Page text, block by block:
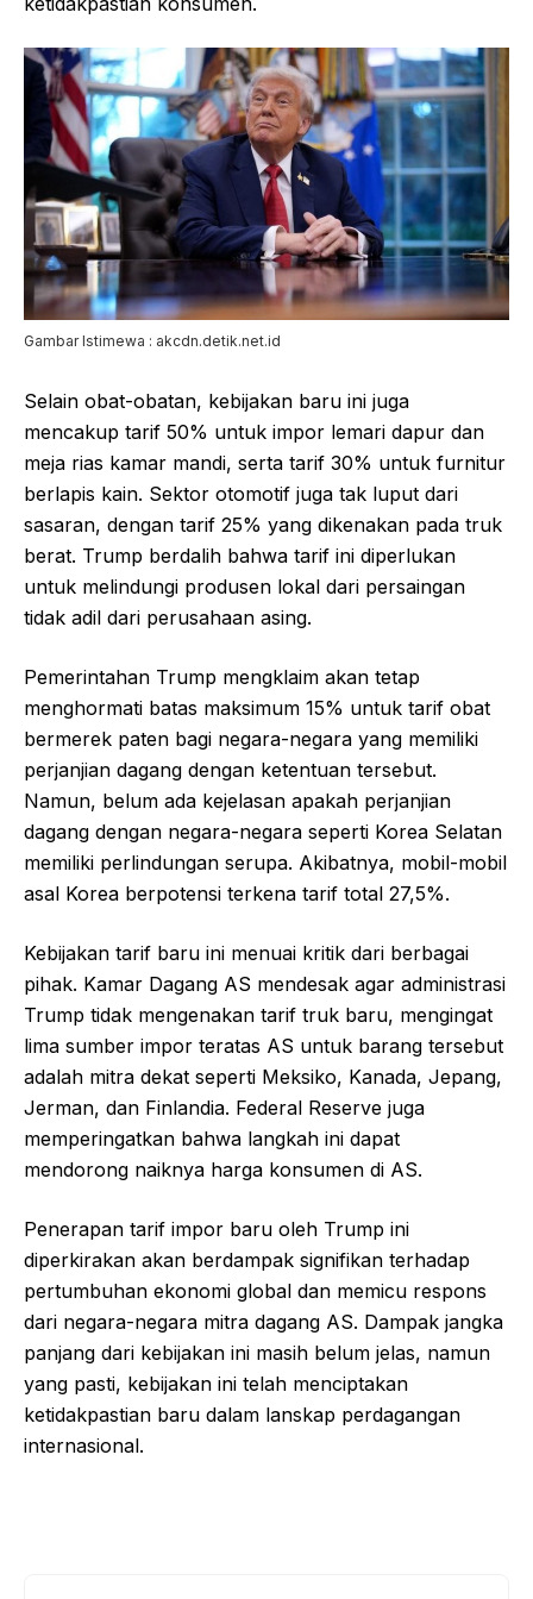
Gambar Istimewa : akcdn.detik.net.id
Selain obat-obatan, kebijakan baru ini juga
mencakup tarif 50% untuk impor lemari dapur dan
meja rias kamar mandi, serta tarif 30% untuk furnitur
berlapis kain. Sektor otomotif juga tak luput dari
sasaran, dengan tarif 25% yang dikenakan pada truk
berat. Trump berdalih bahwa tarif ini diperlukan
untuk melindungi produsen lokal dari persaingan
tidak adil dari perusahaan asing.
Pemerintahan Trump mengklaim akan tetap
menghormati batas maksimum 15% untuk tarif obat
bermerek paten bagi negara-negara yang memiliki
perjanjian dagang dengan ketentuan tersebut.
Namun, belum ada kejelasan apakah perjanjian
dagang dengan negara-negara seperti Korea Selatan
memiliki perlindungan serupa. Akibatnya, mobil-mobil
asal Korea berpotensi terkena tarif total 27,5%.
Kebijakan tarif baru ini menuai kritik dari berbagai
pihak. Kamar Dagang AS mendesak agar administrasi
Trump tidak mengenakan tarif truk baru, mengingat
lima sumber impor teratas AS untuk barang tersebut
adalah mitra dekat seperti Meksiko, Kanada, Jepang,
Jerman, dan Finlandia. Federal Reserve juga
memperingatkan bahwa langkah ini dapat
mendorong naiknya harga konsumen di AS.
Penerapan tarif impor baru oleh Trump ini
diperkirakan akan berdampak signifikan terhadap
pertumbuhan ekonomi global dan memicu respons
dari negara-negara mitra dagang AS. Dampak jangka
panjang dari kebijakan ini masih belum jelas, namun
yang pasti, kebijakan ini telah menciptakan
ketidakpastian baru dalam lanskap perdagangan
internasional.